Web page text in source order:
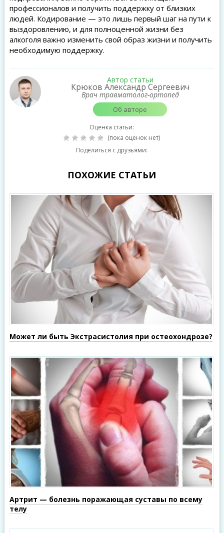
профессионалов и получить поддержку от близких
людей. Кодирование — это лишь первый шаг на пути к
выздоровлению, и для полноценной жизни без
алкоголя важно изменить свой образ жизни и получить
необходимую поддержку.
Автор статьи
Крюков Александр Сергеевич
Врач травматолог-ортопед
Об авторе
Оценка статьи:
(пока оценок нет)
Поделиться с друзьями:
ПОХОЖИЕ СТАТЬИ
Может ли быть Экстрасистолия при остеохондрозе?
Артрит — болезнь поражающая суставы по всему
телу